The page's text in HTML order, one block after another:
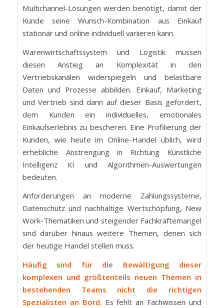
Multichannel-Lösungen werden benötigt, damit der
Kunde seine Wunsch-Kombination aus Einkauf
stationär und online individuell variieren kann.
Warenwirtschaftssystem und Logistik müssen
diesen Anstieg an Komplexität in den
Vertriebskanälen widerspiegeln und belastbare
Daten und Prozesse abbilden. Einkauf, Marketing
und Vertrieb sind dann auf dieser Basis gefordert,
dem Kunden ein individuelles, emotionales
Einkaufserlebnis zu bescheren. Eine Profilierung der
Kunden, wie heute im Online-Handel üblich, wird
erhebliche Anstrengung in Richtung Künstliche
Intelligenz KI und Algorithmen-Auswertungen
bedeuten.
Anforderungen an moderne Zahlungssysteme,
Datenschutz und nachhaltige Wertschöpfung, New
Work-Thematiken und steigender Fachkräftemangel
sind darüber hinaus weitere Themen, denen sich
der heutige Handel stellen muss.
Häufig sind für die Bewältigung dieser
komplexen und größtenteils neuen Themen in
bestehenden Teams nicht die richtigen
Spezialisten an Bord. Es fehlt an Fachwissen und